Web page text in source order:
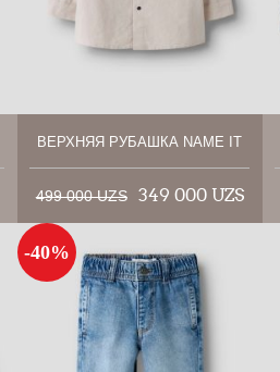
ВЕРХНЯЯ РУБАШКА NAME IT
499 000 UZS 349 000 UZS
-40%